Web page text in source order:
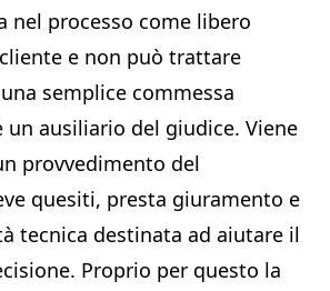
nel processo come libero
e non può trattare
semplice commessa
un ausiliario del giudice. Viene
provvedimento del
quesiti, presta giuramento e
tecnica destinata ad aiutare il
Proprio per questo la